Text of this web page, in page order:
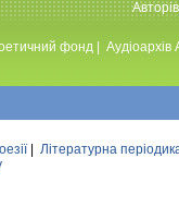
фонд Аудiоархiв
| Літературна